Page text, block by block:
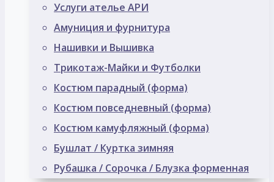
Услуги ателье АРИ
Амуниция и фурнитура
Нашивки и Вышивка
Трикотаж-Майки и Футболки
Костюм парадный (форма)
Костюм повседневный (форма)
Костюм камуфляжный (форма)
Бушлат / Куртка зимняя
Рубашка / Сорочка / Блузка форменная